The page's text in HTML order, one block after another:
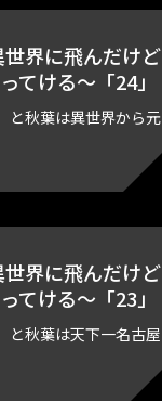
界に飛んだけど
てける～「24」
と秋葉は異世界から元
界に飛んだけど
てける～「23」
と秋葉は天下一名古屋